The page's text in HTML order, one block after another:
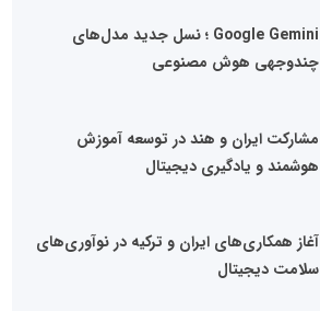
Google Gemini ؛ نسل جدید مدل‌های
چندوجهی هوش مصنوعی
مشارکت ایران و هند در توسعه آموزش
هوشمند و یادگیری دیجیتال
آغاز همکاری‌های ایران و ترکیه در نوآوری‌های
سلامت دیجیتال